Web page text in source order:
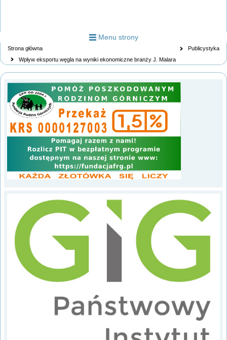
Menu strony
Strona główna
Publicystyka
Wpływ eksportu węgla na wyniki ekonomiczne branży J. Malara